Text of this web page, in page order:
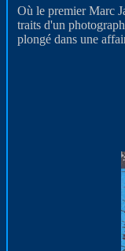
Où le premier Marc
traits d'un
plongé dans une